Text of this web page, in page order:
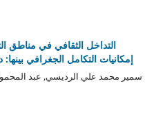
التداخل الثقافي في مناطق
إمكانيات التكامل الجغرافي
سمير محمد علي الرديسي, عبد